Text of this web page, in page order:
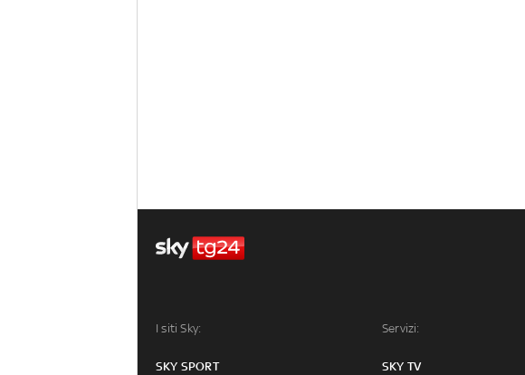
I siti Sky:
SKY SPORT
Servizi:
SKY TV